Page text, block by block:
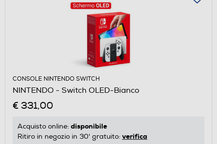
CONSOLE NINTENDO SWITCH
NINTENDO - Switch OLED-Bianco
€ 331,00
Acquisto online: disponibile
Ritiro in negozio in 30' gratuito: verifica